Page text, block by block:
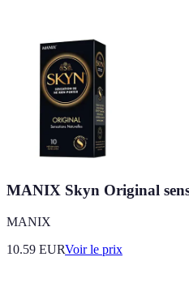
MANIX Skyn Original
MANIX
10.59 EURVoir le prix